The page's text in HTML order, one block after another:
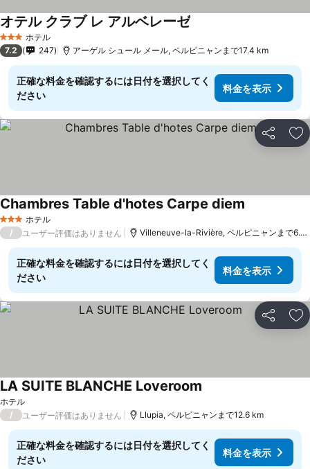
3 ホテルのランク
ホテル
オテル クラブ レ アルベレーゼ
7.2 247 アーゲル シュール メール, ペルピニャンまで17.4 km
正確な料金を確認するには日付を選択してく
ださい
料金を表示
シェア お
3 ホテルのランク
ホテル
Chambres Table d'hotes Carpe diem
/ ユーザー評価はありません Villeneuve-la-Rivière, ペルピニャンまで6.9
正確な料金を確認するには日付を選択してく
ださい
料金を表示
シェア お
ホテル
LA SUITE BLANCHE Loveroom
/ ユーザー評価はありません Llupia, ペルピニャンまで12.6 km
正確な料金を確認するには日付を選択してく
ださい
料金を表示